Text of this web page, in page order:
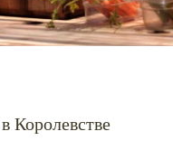
Королевстве